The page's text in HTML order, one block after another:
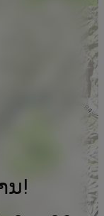
ນ!